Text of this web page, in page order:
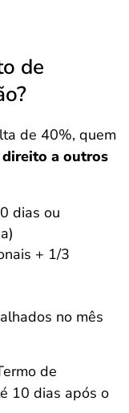
de
de 40%, quem
a outros
dias ou
+ 1/3
no mês
de
10 dias após o